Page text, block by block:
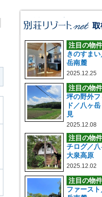
注目の物件
きのすま
岳南麓
2025.12.25
注目の物件
坪の野外
ド／八ヶ
見
2025.12.08
注目の物件
チログ／八
大泉高原
2025.12.02
注目の物件
ファースト